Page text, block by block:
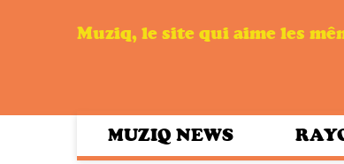
Muziq, le site qui aime les
MUZIQ NEWS